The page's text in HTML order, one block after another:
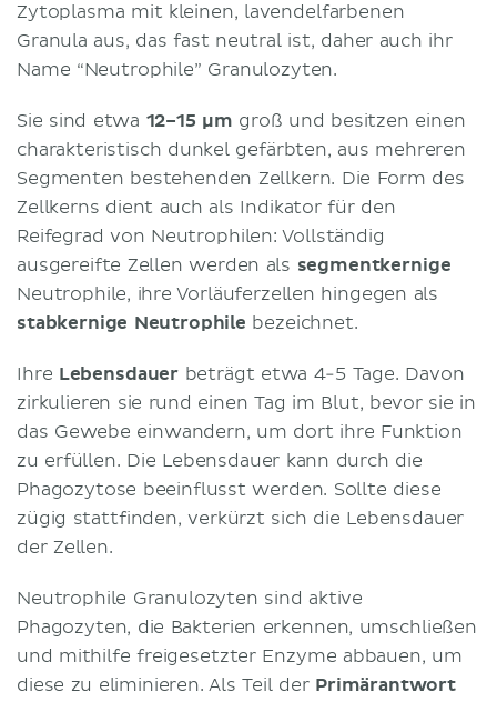
Zytoplasma mit kleinen, lavendelfarbenen
Granula aus, das fast neutral ist, daher auch ihr
Name “Neutrophile” Granulozyten.
Sie sind etwa 12–15 μm groß und besitzen einen
charakteristisch dunkel gefärbten, aus mehreren
Segmenten bestehenden Zellkern. Die Form des
Zellkerns dient auch als Indikator für den
Reifegrad von Neutrophilen: Vollständig
ausgereifte Zellen werden als segmentkernige
Neutrophile, ihre Vorläuferzellen hingegen als
stabkernige Neutrophile bezeichnet.
Ihre Lebensdauer beträgt etwa 4-5 Tage. Davon
zirkulieren sie rund einen Tag im Blut, bevor sie in
das Gewebe einwandern, um dort ihre Funktion
zu erfüllen. Die Lebensdauer kann durch die
Phagozytose beeinflusst werden. Sollte diese
zügig stattfinden, verkürzt sich die Lebensdauer
der Zellen.
Neutrophile Granulozyten sind aktive
Phagozyten, die Bakterien erkennen, umschließen
und mithilfe freigesetzter Enzyme abbauen, um
diese zu eliminieren. Als Teil der Primärantwort